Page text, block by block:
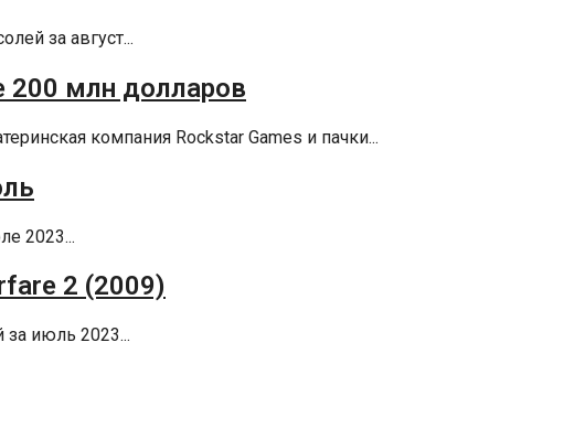
за август...
200 млн долларов
компания Rockstar Games и пачки...
2023...
2 (2009)
за июль 2023...